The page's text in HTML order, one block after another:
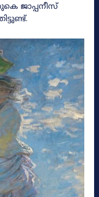
ജാപ്പനീസ്